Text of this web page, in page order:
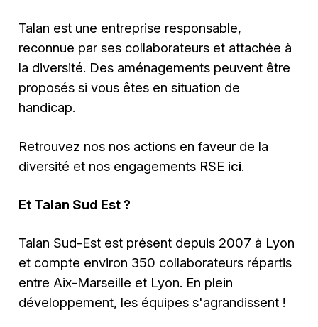
Talan est une entreprise responsable,
reconnue par ses collaborateurs et attachée à
la diversité. Des aménagements peuvent être
proposés si vous êtes en situation de
handicap.
Retrouvez nos nos actions en faveur de la
diversité et nos engagements RSE ici.
Et Talan Sud Est ?
Talan Sud-Est est présent depuis 2007 à Lyon
et compte environ 350 collaborateurs répartis
entre Aix-Marseille et Lyon. En plein
développement, les équipes s'agrandissent !